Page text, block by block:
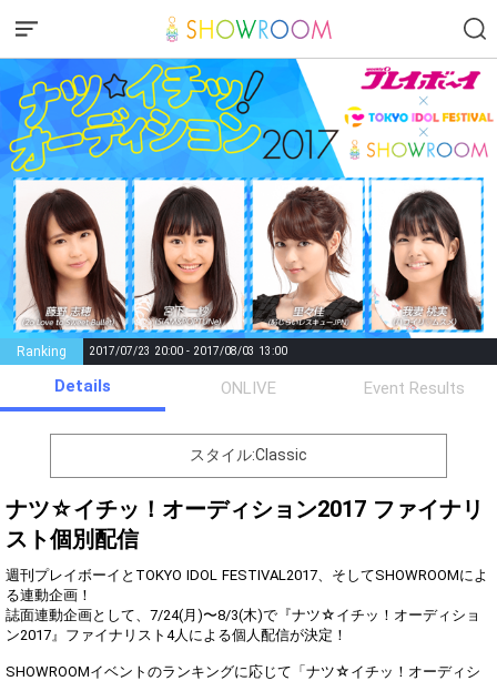
Ranking 2017/07/23 20:00 - 2017/08/03 13:00
Gifting
Throw gifts to the stage and join
Show Gold to purchase gifts
(available from 1 JPY)! When you
continue to send gifts to the
popularity ranking and your
ranking go up.
To cheer on performers, you can
send them gifts.
To send performers paid items,
you must use Show Gold.
Comments
You can post comments. Please
refrain from posting comments
Details ONLIVE Event Results
スタイル:Classic
ナツ☆イチッ！オーディション2017 ファイナリ
スト個別配信
週刊プレイボーイとTOKYO IDOL FESTIVAL2017、そしてSHOWROOMによ
る連動企画！
誌面連動企画として、7/24(月)〜8/3(木)で『ナツ☆イチッ！オーディショ
ン2017』ファイナリスト4人による個人配信が決定！
SHOWROOMイベントのランキングに応じて「ナツ☆イチッ！オーディシ